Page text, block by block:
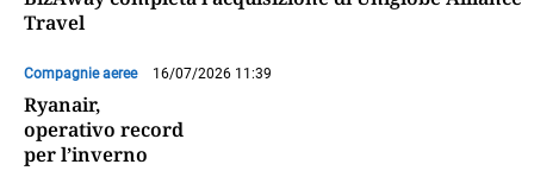
Travel
Compagnie aeree 16/07/2026 11:39
Ryanair,
operativo record
per l’inverno